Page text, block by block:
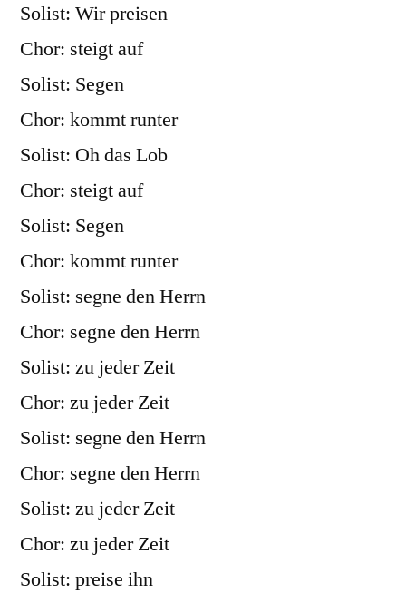
Solist: Wir preisen
Chor: steigt auf
Solist: Segen
Chor: kommt runter
Solist: Oh das Lob
Chor: steigt auf
Solist: Segen
Chor: kommt runter
Solist: segne den Herrn
Chor: segne den Herrn
Solist: zu jeder Zeit
Chor: zu jeder Zeit
Solist: segne den Herrn
Chor: segne den Herrn
Solist: zu jeder Zeit
Chor: zu jeder Zeit
Solist: preise ihn